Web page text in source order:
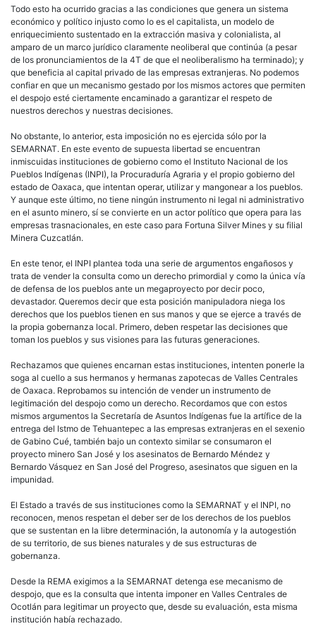
Todo esto ha ocurrido gracias a las condiciones que genera un sistema
económico y político injusto como lo es el capitalista, un modelo de
enriquecimiento sustentado en la extracción masiva y colonialista, al
amparo de un marco jurídico claramente neoliberal que continúa (a pesar
de los pronunciamientos de la 4T de que el neoliberalismo ha terminado); y
que beneficia al capital privado de las empresas extranjeras. No podemos
confiar en que un mecanismo gestado por los mismos actores que permiten
el despojo esté ciertamente encaminado a garantizar el respeto de
nuestros derechos y nuestras decisiones.
No obstante, lo anterior, esta imposición no es ejercida sólo por la
SEMARNAT. En este evento de supuesta libertad se encuentran
inmiscuidas instituciones de gobierno como el Instituto Nacional de los
Pueblos Indígenas (INPI), la Procuraduría Agraria y el propio gobierno del
estado de Oaxaca, que intentan operar, utilizar y mangonear a los pueblos.
Y aunque este último, no tiene ningún instrumento ni legal ni administrativo
en el asunto minero, sí se convierte en un actor político que opera para las
empresas trasnacionales, en este caso para Fortuna Silver Mines y su filial
Minera Cuzcatlán.
En este tenor, el INPI plantea toda una serie de argumentos engañosos y
trata de vender la consulta como un derecho primordial y como la única vía
de defensa de los pueblos ante un megaproyecto por decir poco,
devastador. Queremos decir que esta posición manipuladora niega los
derechos que los pueblos tienen en sus manos y que se ejerce a través de
la propia gobernanza local. Primero, deben respetar las decisiones que
toman los pueblos y sus visiones para las futuras generaciones.
Rechazamos que quienes encarnan estas instituciones, intenten ponerle la
soga al cuello a sus hermanos y hermanas zapotecas de Valles Centrales
de Oaxaca. Reprobamos su intención de vender un instrumento de
legitimación del despojo como un derecho. Recordamos que con estos
mismos argumentos la Secretaría de Asuntos Indígenas fue la artífice de la
entrega del Istmo de Tehuantepec a las empresas extranjeras en el sexenio
de Gabino Cué, también bajo un contexto similar se consumaron el
proyecto minero San José y los asesinatos de Bernardo Méndez y
Bernardo Vásquez en San José del Progreso, asesinatos que siguen en la
impunidad.
El Estado a través de sus instituciones como la SEMARNAT y el INPI, no
reconocen, menos respetan el deber ser de los derechos de los pueblos
que se sustentan en la libre determinación, la autonomía y la autogestión
de su territorio, de sus bienes naturales y de sus estructuras de
gobernanza.
Desde la REMA exigimos a la SEMARNAT detenga ese mecanismo de
despojo, que es la consulta que intenta imponer en Valles Centrales de
Ocotlán para legitimar un proyecto que, desde su evaluación, esta misma
institución había rechazado.